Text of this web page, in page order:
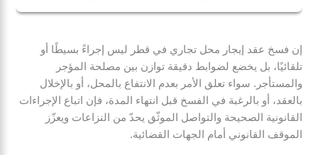
تغيير النشاط المصرح به، أو الإضرار بالعقار. ويجب أن يتم
الفسخ بإشعار رسمي مع إثبات السبب وفقًا لما ينص عليه
العقد أو قانون الإيجارات القطري.
إن فسخ عقد إيجار محل تجاري في قطر ليس إجراءً بسيطًا أو
تلقائيًا، بل يخضع لضوابط دقيقة توازن بين مصلحة المؤجر
والمستأجر. سواء تعلق الأمر بعدم الانتفاع بالمحل، أو بالإخلال
بالعقد، أو بالرغبة في الفسخ قبل انتهاء المدة، فإن اتباع الإجراءات
القانونية الصحيحة والتواصل الموثّق يحدّ من النزاعات ويعزّز
الموقف القانوني أمام الجهات القضائية.